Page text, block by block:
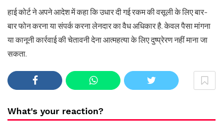
हाई कोर्ट ने अपने आदेश में कहा कि उधार दी गई रकम की वसूली के लिए बार-
बार फोन करना या संपर्क करना लेनदार का वैध अधिकार है. केवल पैसा मांगना
या कानूनी कार्रवाई की चेतावनी देना आत्महत्या के लिए दुष्प्रेरण नहीं माना जा
सकता.
What's your reaction?